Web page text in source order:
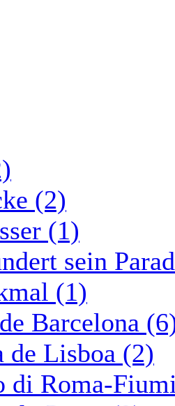
(2)
(1)
sein
(1)
Barcelona
de Lisboa (2)
di Roma-